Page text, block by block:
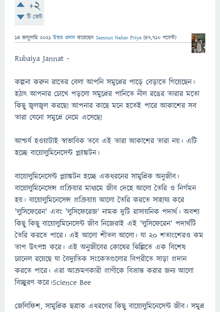
+2
টি ভোট
14 জানুয়ারি 2021 উত্তর প্রদান করেছেন Samsun Nahar Priya (47,710 পয়েন্ট)
Rubaiya Jannat -
কল্পনা করুন রাতের বেলা আপনি সমুদ্রের পাড়ে বেড়াতে গিয়েছেন।
হঠাৎ আপনার চোখে পড়লো সমুদ্রের পানিতে নীল রঙের তারার মতো
কিছু জ্বলজ্বল করছে! আপনার কাছে মনে হতেই পারে আকাশের সব
তারা যেনো সমুদ্রে নেমে এসেছে!
আশ্চর্য হওয়াটাই স্বাভাবিক তবে এই তারা আকাশের তারা নয়। এটি
হচ্ছে বায়োলুমিনেসেন্ট প্ল্যাঙ্কটন।
বায়োলুমিনেসেন্ট প্ল্যাঙ্কটন হচ্ছে একধরনের সামুদ্রিক অনুজীব।
বায়োলুমিনেসেন্স প্রক্রিয়ার মাধ্যমে জীব দেহে আলো তৈরি ও নির্গমন
হয়। বায়োলুমিনেসেন্স প্রক্রিয়ায় আলো তৈরি করতে সাহায্য করে
'লুসিফেরেন' এবং 'লুসিফেরেজ' নামক দুটি রাসায়নিক পদার্থ। অবশ্য
কিছু কিছু বায়োলুমিনেসেন্ট জীব নিজেরাই এই 'লুসিফেরেন' পদার্থটি
তৈরি করতে পারে। এই আলো শীতল আলো। যা ২০ শতাংশেরও কম
তাপ উৎপন্ন করে। এই অনুজীবের কোষের ঝিল্লিতে এক বিশেষ
চ্যানেল রয়েছে যা বৈদ্যুতিক সংকেতগুলোর বিপরীতে সাড়া প্রদান
করতে পারে। এরা আক্রমণকারী প্রাণীকে বিভ্রান্ত করার জন্য আলো
বিচ্ছুরণ করে।Science Bee
জেলিফিশ, সামুদ্রিক ছত্রাক এধরণের কিছু বায়োলুমিনেসেন্ট জীব। সমুদ্র